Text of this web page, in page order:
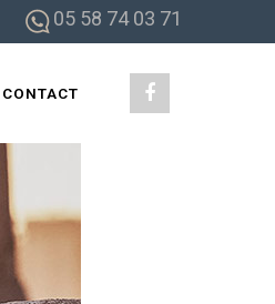
05 58 74 03 71
CONTACT